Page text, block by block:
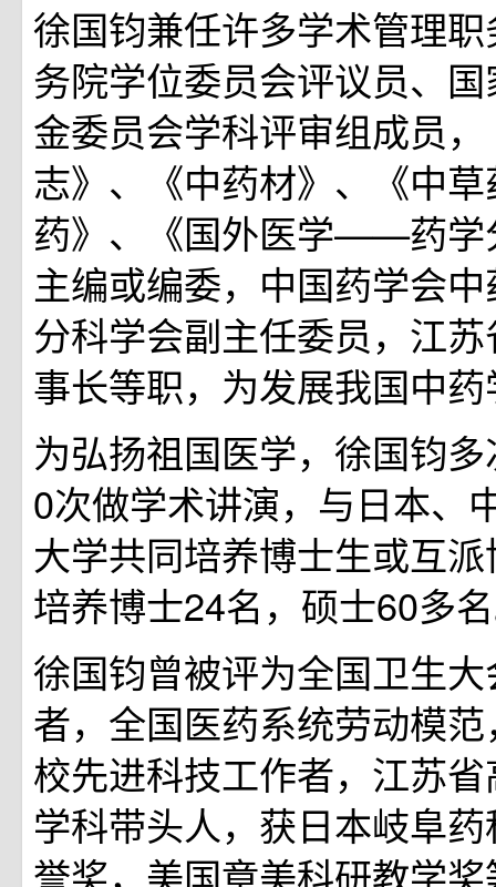
徐国钧兼任许多学术管理
务院学位委员会评议员、
金委员会学科评审组成员
志》、《中药材》、《中
药》、《国外医学——药学
主编或编委，中国药学会
分科学会副主任委员，江
事长等职，为发展我国中
为弘扬祖国医学，徐国钧
0次做学术讲演，与日本、
大学共同培养博士生或互
培养博士24名，硕士60多
徐国钧曾被评为全国卫生
者，全国医药系统劳动模
校先进科技工作者，江苏
学科带头人，获日本岐阜
誉奖，美国章美科研教学